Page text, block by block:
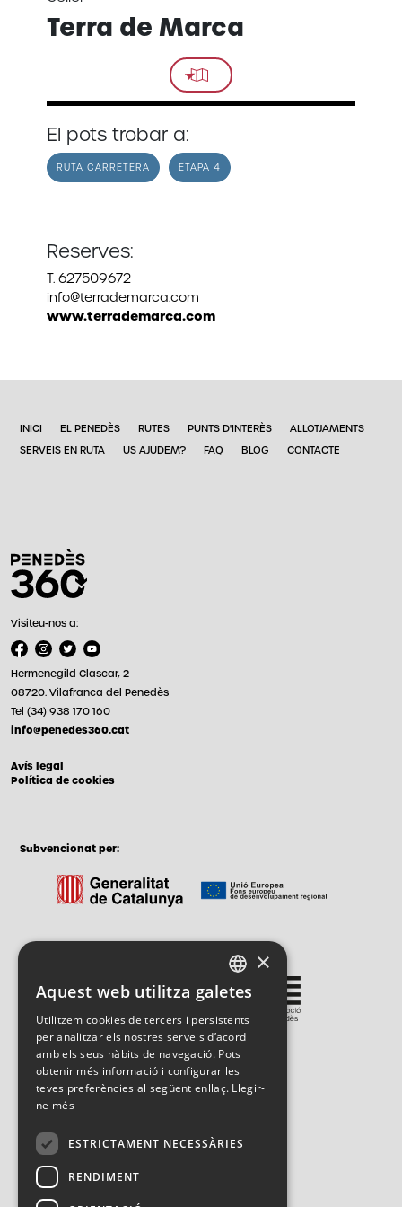
Terra de Marca
El pots trobar a:
RUTA CARRETERA ETAPA 4
Reserves:
T. 627509672
info@terrademarca.com
www.terrademarca.com
INICI EL PENEDÈS RUTES PUNTS D'INTERÈS
ALLOTJAMENTS
SERVEIS EN RUTA
US AJUDEM? FAQ BLOG CONTACTE
Visiteu-nos a:
Hermenegild Clascar, 2
08720. Vilafranca del Penedès
Tel (34) 938 170 160
info@penedes360.cat
Avís legal
Política de cookies
Subvencionat per:
CATALAN
SPANISH
ENGLISH
×
Aquest web utilitza galetes
Utilitzem cookies de tercers i persistents
per analitzar els nostres serveis d’acord
amb els seus hàbits de navegació. Pots
obtenir més informació i configurar les
teves preferències al següent enllaç. Llegir-
ne més
ESTRICTAMENT NECESSÀRIES
RENDIMENT